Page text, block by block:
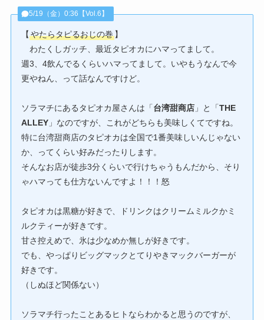
5/19（金）0:36【Vol.6】
【やたらタピるおじの巻 】
わたくしガッチ、最近タピオカにハマってまして。
週3、4飲んでるくらいハマってまして。いやもうなんで今
更やねん、って話なんですけど。
ソラマチにあるタピオカ屋さんは「台湾甜商店 」と「THE
ALLEY 」なのですが、これがどちらも美味しくてですね。
特に台湾甜商店のタピオカは全国で1番美味しいんじゃない
か、ってくらい好みだったりします。
そんなお店が徒歩3分くらいで行けちゃうもんだから、そり
ゃハマっても仕方ないんですよ！！！怒
タピオカは黒糖が好きで、ドリンクはクリームミルクかミ
ルクティーが好きです。
甘さ控えめで、氷は少なめか無しが好きです。
でも、やっぱりビッグマックとてりやきマックバーガーが
好きです。
（しぬほど関係ない）
ソラマチ行ったことあるヒトならわかると思うのですが、